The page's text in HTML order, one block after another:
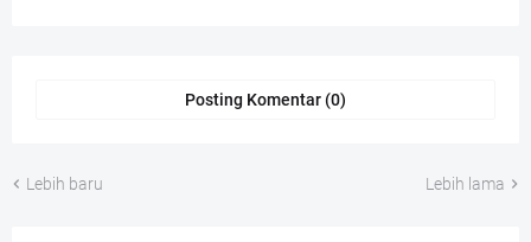
Posting Komentar (0)
Lebih baru Lebih lama